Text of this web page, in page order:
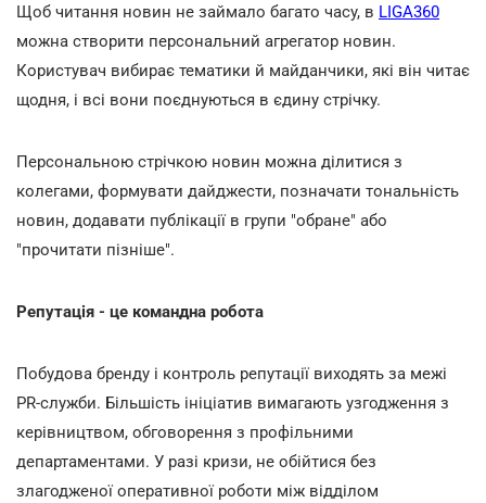
Щоб читання новин не займало багато часу, в LIGA360
можна створити персональний агрегатор новин.
Користувач вибирає тематики й майданчики, які він читає
щодня, і всі вони поєднуються в єдину стрічку.
Персональною стрічкою новин можна ділитися з
колегами, формувати дайджести, позначати тональність
новин, додавати публікації в групи "обране" або
"прочитати пізніше".
Репутація - це командна робота
Побудова бренду і контроль репутації виходять за межі
PR-служби. Більшість ініціатив вимагають узгодження з
керівництвом, обговорення з профільними
департаментами. У разі кризи, не обійтися без
злагодженої оперативної роботи між відділом